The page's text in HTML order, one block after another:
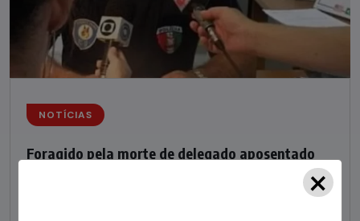
NOTÍCIAS
Foragido pela morte de delegado aposentado
em bar morre em confronto com a polícia em SC
×